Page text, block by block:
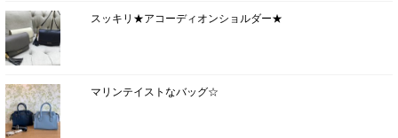
スッキリ★アコーディオンショルダー★
マリンテイストなバッグ☆